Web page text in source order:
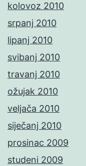
kolovoz 2010
srpanj 2010
lipanj 2010
svibanj 2010
travanj 2010
ožujak 2010
veljača 2010
siječanj 2010
prosinac 2009
studeni 2009